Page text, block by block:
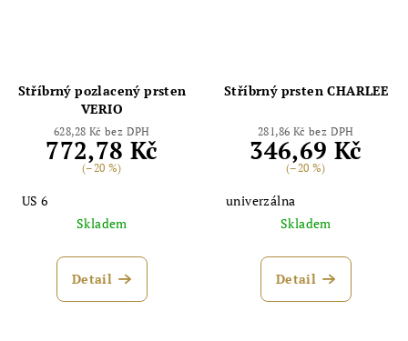
Stříbrný pozlacený prsten
VERIO
628,28 Kč bez DPH
772,78 Kč
(–20 %)
US 6
Skladem
Detail
Stříbrný prsten CHARLEE
281,86 Kč bez DPH
346,69 Kč
(–20 %)
univerzálna
Skladem
Detail